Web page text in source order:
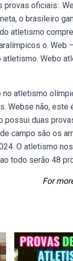
oficiais:.
o brasileiro
atletismo
o.
Webo
atletismo
Webse não,
duas
campo são os
O atletismo
todo serão 48
For